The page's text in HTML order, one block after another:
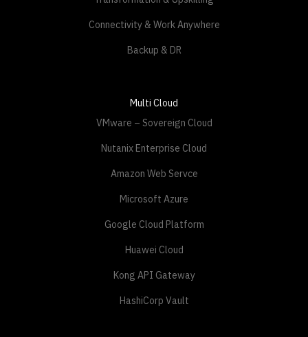
Connectivity & Work Anywhere
Backup & DR
Multi Cloud
VMware – Sovereign Cloud
Nutanix Enterprise Cloud
Amazon Web Servce
Microsoft Azure
Google Cloud Platform
Huawei Cloud
Kong API Gateway
HashiCorp Vault